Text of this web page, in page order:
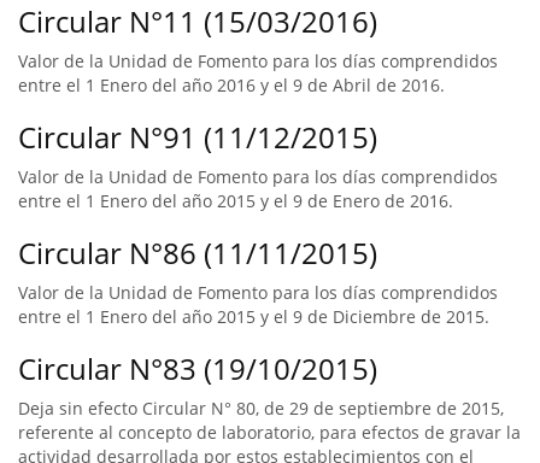
Circular N°11 (15/03/2016)
Valor de la Unidad de Fomento para los días comprendidos
entre el 1 Enero del año 2016 y el 9 de Abril de 2016.
Circular N°91 (11/12/2015)
Valor de la Unidad de Fomento para los días comprendidos
entre el 1 Enero del año 2015 y el 9 de Enero de 2016.
Circular N°86 (11/11/2015)
Valor de la Unidad de Fomento para los días comprendidos
entre el 1 Enero del año 2015 y el 9 de Diciembre de 2015.
Circular N°83 (19/10/2015)
Deja sin efecto Circular N° 80, de 29 de septiembre de 2015,
referente al concepto de laboratorio, para efectos de gravar la
actividad desarrollada por estos establecimientos con el